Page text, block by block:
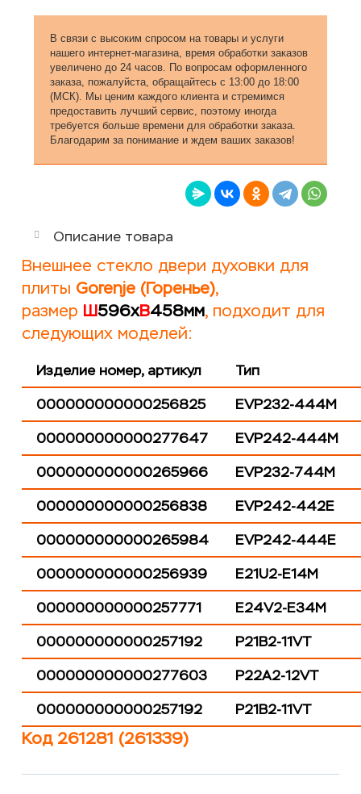
В связи с высоким спросом на товары и услуги
нашего интернет-магазина, время обработки заказов
увеличено до 24 часов. По вопросам оформленного
заказа, пожалуйста, обращайтесь с 13:00 до 18:00
(МСК). Мы ценим каждого клиента и стремимся
предоставить лучший сервис, поэтому иногда
требуется больше времени для обработки заказа.
Благодарим за понимание и ждем ваших заказов!
Описание товара
Внешнее стекло двери духовки для
плиты Gorenje (Горенье),
размер Ш596хВ458мм, подходит для
следующих моделей:
Изделие номер, артикул
Тип
000000000000256825
EVP232-444M
000000000000277647
EVP242-444M
000000000000265966
EVP232-744M
000000000000256838
EVP242-442E
000000000000265984
EVP242-444E
000000000000256939
E21U2-E14M
000000000000257771
E24V2-E34M
000000000000257192
P21B2-11VT
000000000000277603
P22A2-12VT
000000000000257192
P21B2-11VT
Код 261281 (261339)